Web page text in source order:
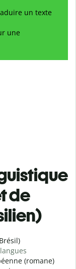
un texte
une
de
(romane)